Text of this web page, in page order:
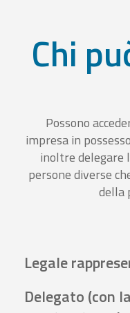
Chi
Possono
impresa in
inoltre delegare
persone diverse
della
Legale
Delegato (con